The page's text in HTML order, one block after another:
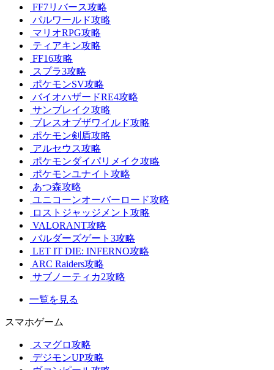
FF7リバース攻略
パルワールド攻略
マリオRPG攻略
ティアキン攻略
FF16攻略
スプラ3攻略
ポケモンSV攻略
バイオハザードRE4攻略
サンブレイク攻略
ブレスオブザワイルド攻略
ポケモン剣盾攻略
アルセウス攻略
ポケモンダイパリメイク攻略
ポケモンユナイト攻略
あつ森攻略
ユニコーンオーバーロード攻略
ロストジャッジメント攻略
VALORANT攻略
バルダーズゲート3攻略
LET IT DIE: INFERNO攻略
ARC Raiders攻略
サブノーティカ2攻略
一覧を見る
スマホゲーム
スマグロ攻略
デジモンUP攻略